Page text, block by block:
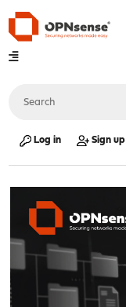
Log in Sign up